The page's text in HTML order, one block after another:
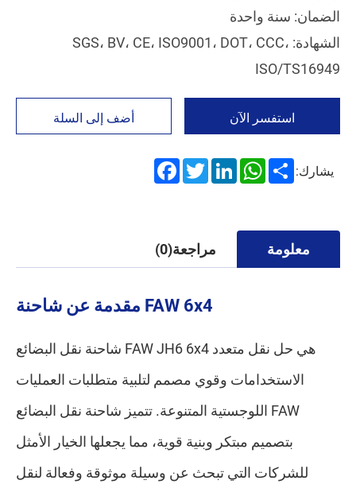
الضمان: سنة واحدة
الشهادة: SGS، BV، CE، ISO9001، DOT، CCC،
ISO/TS16949
استفسر الآن أضف إلى السلة
يشارك: FacebookTwitterLinkedIn
WhatsApp Share
معلومة مراجعة(0)
مقدمة عن شاحنة FAW 6x4
شاحنة نقل البضائع FAW JH6 6x4 هي حل نقل متعدد
الاستخدامات وقوي مصمم لتلبية متطلبات العمليات
اللوجستية المتنوعة. تتميز شاحنة نقل البضائع FAW
بتصميم مبتكر وبنية قوية، مما يجعلها الخيار الأمثل
للشركات التي تبحث عن وسيلة موثوقة وفعالة لنقل